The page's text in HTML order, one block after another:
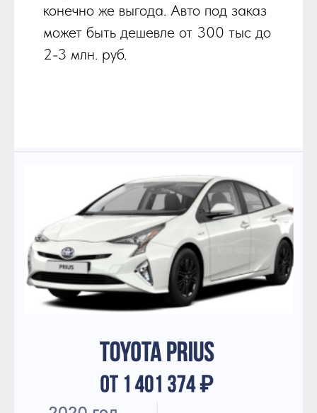
конечно же выгода. Авто под заказ
может быть дешевле от 300 тыс до
2-3 млн. руб.